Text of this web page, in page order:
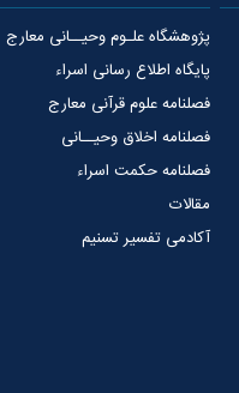
پژوهشگاه علـوم وحیــانی معارج
پایگاه اطلاع رسانی اسراء
فصلنامه علوم قرآنی معارج
فصلنامه اخلاق وحیــانی
فصلنامه حکمت اسراء
مقالات
آکادمی تفسیر تسنیم